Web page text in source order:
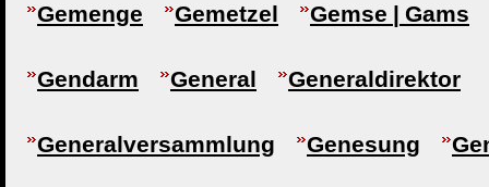
Gemenge Gemetzel Gemse | Gams
Gendarm General Generaldirektor
Generalversammlung Genesung